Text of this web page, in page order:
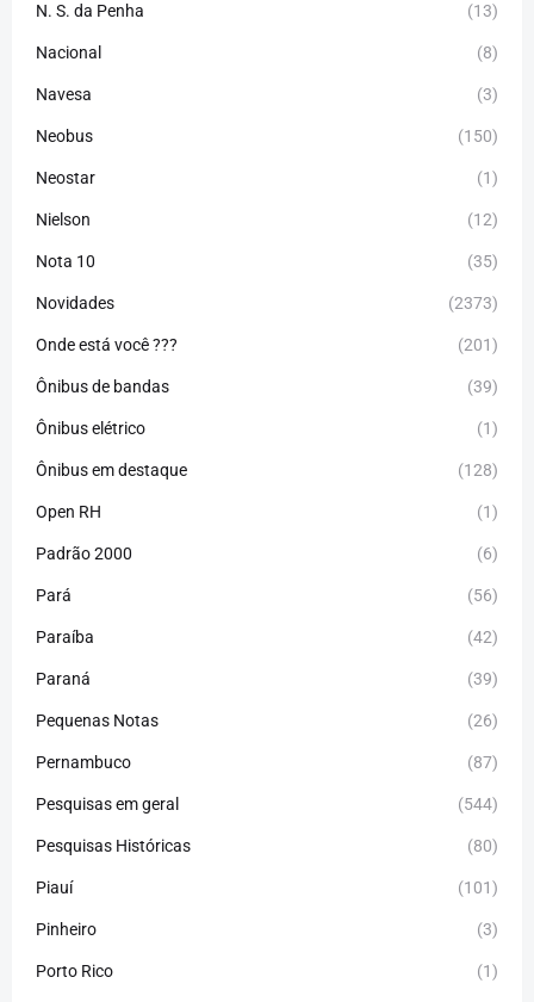
N. S. da Penha (13)
Nacional (8)
Navesa (3)
Neobus (150)
Neostar (1)
Nielson (12)
Nota 10 (35)
Novidades (2373)
Onde está você ??? (201)
Ônibus de bandas (39)
Ônibus elétrico (1)
Ônibus em destaque (128)
Open RH (1)
Padrão 2000 (6)
Pará (56)
Paraíba (42)
Paraná (39)
Pequenas Notas (26)
Pernambuco (87)
Pesquisas em geral (544)
Pesquisas Históricas (80)
Piauí (101)
Pinheiro (3)
Porto Rico (1)